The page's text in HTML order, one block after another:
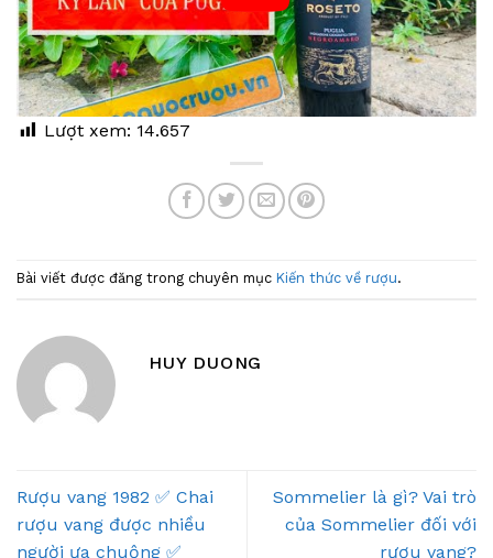
Lượt xem: 14.657
Bài viết được đăng trong chuyên mục Kiến thức về rượu.
HUY DUONG
Rượu vang 1982 ✅ Chai
rượu vang được nhiều
người ưa chuộng ✅
Sommelier là gì? Vai trò
của Sommelier đối với
rượu vang?